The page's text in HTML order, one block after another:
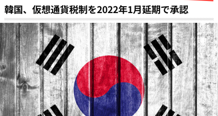
韓国、仮想通貨税制を2022年1月延期で承認